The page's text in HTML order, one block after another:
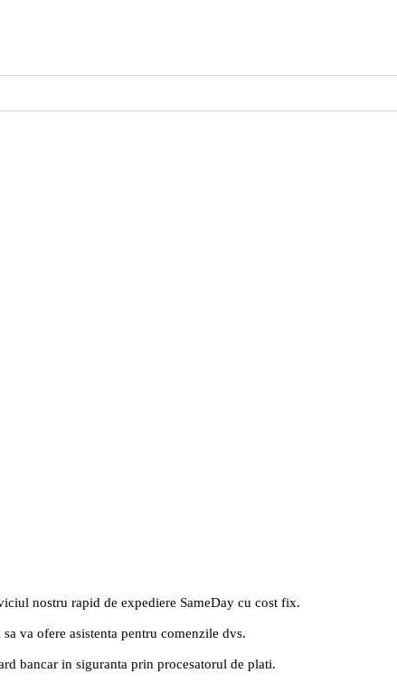
nostru rapid de expediere SameDay cu cost fix.
va ofere asistenta pentru comenzile dvs.
bancar in siguranta prin procesatorul de plati.